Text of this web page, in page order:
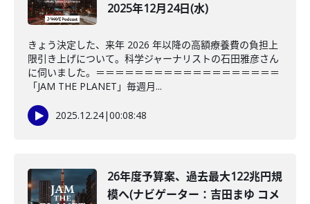
2025年12月24日(水)
きょう決定した、来年 2026 年以降の高額療養費の負担上
限引き上げについて。科学ジャーナリストの石田雅彦さん
に伺いました。＝＝＝＝＝＝＝＝＝＝＝＝＝＝＝＝＝＝＝
「JAM THE PLANET」毎週月...
2025.12.24|00:08:48
26年度予算案、過去最大122兆円規
模へ(ナビゲーター：吉田まゆ コメ